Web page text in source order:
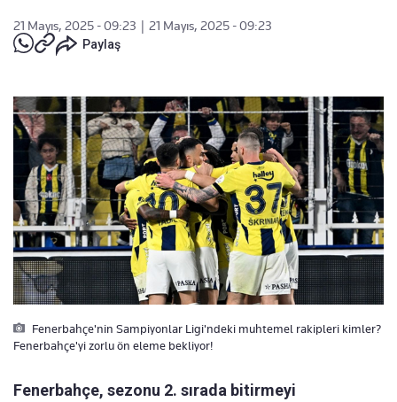
21 Mayıs, 2025 - 09:23
21 Mayıs, 2025 - 09:23
Paylaş
Fenerbahçe'nin Sampiyonlar Ligi'ndeki muhtemel rakipleri kimler?
Fenerbahçe'yi zorlu ön eleme bekliyor!
Fenerbahçe, sezonu 2. sırada bitirmeyi